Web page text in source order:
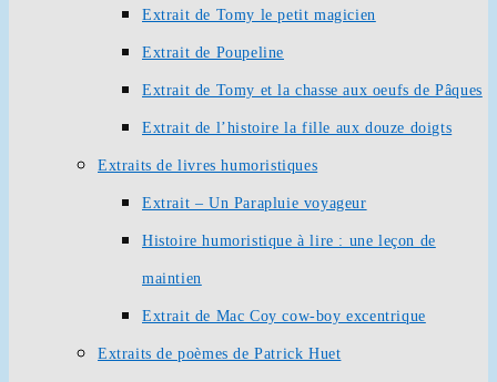
Extrait de Tomy le petit magicien
Extrait de Poupeline
Extrait de Tomy et la chasse aux oeufs de Pâques
Extrait de l’histoire la fille aux douze doigts
Extraits de livres humoristiques
Extrait – Un Parapluie voyageur
Histoire humoristique à lire : une leçon de
maintien
Extrait de Mac Coy cow-boy excentrique
Extraits de poèmes de Patrick Huet